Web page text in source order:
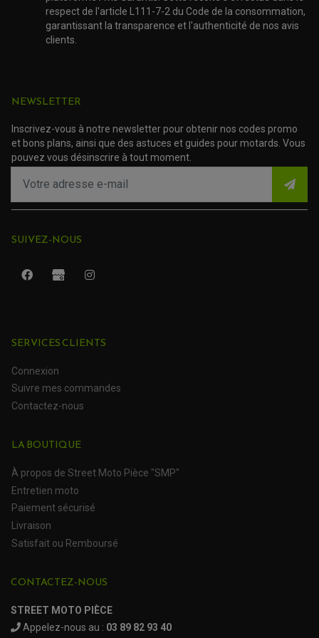
ACCESSOIRE MOTO BMW
ACCESSOIRE MOTO DUCATI
ACCESSOIRE MOTO HONDA
ACCESSOIRE MOTO MV AGUSTA
ACCESSOIRE MOTO TRIUMPH
ACCESSOIRE MOTO YAMAHA
TRANSMISSION QUAD
ARBRE DE ROUE QUAD
CARDAN COMPLET
CARDAN DE PONT QUAD / SSV
SABOT DE PROTECTION
PROTECTION MOTEUR
PROTECTION DE FOURCHE
respect de l'article L111-7-2 du Code de la consommation,
garantissant la transparence et l'authenticité de nos avis
clients.
NEWSLETTER
Inscrivez-vous à notre newsletter pour obtenir nos codes promo
et bons plans, ainsi que des astuces et guides pour motards. Vous
pouvez vous désinscrire à tout moment.
SUIVEZ-NOUS
SERVICES CLIENTS
Connexion
Suivre mes commandes
Contactez-nous
LA BOUTIQUE
À propos de Street Moto Pièce "SMP"
Entretien moto
Paiement sécurisé
Livraison
Satisfait ou Remboursé
CONTACTEZ-NOUS
STREET MOTO PIÈCE
Appelez-nous au : 03 89 82 93 40